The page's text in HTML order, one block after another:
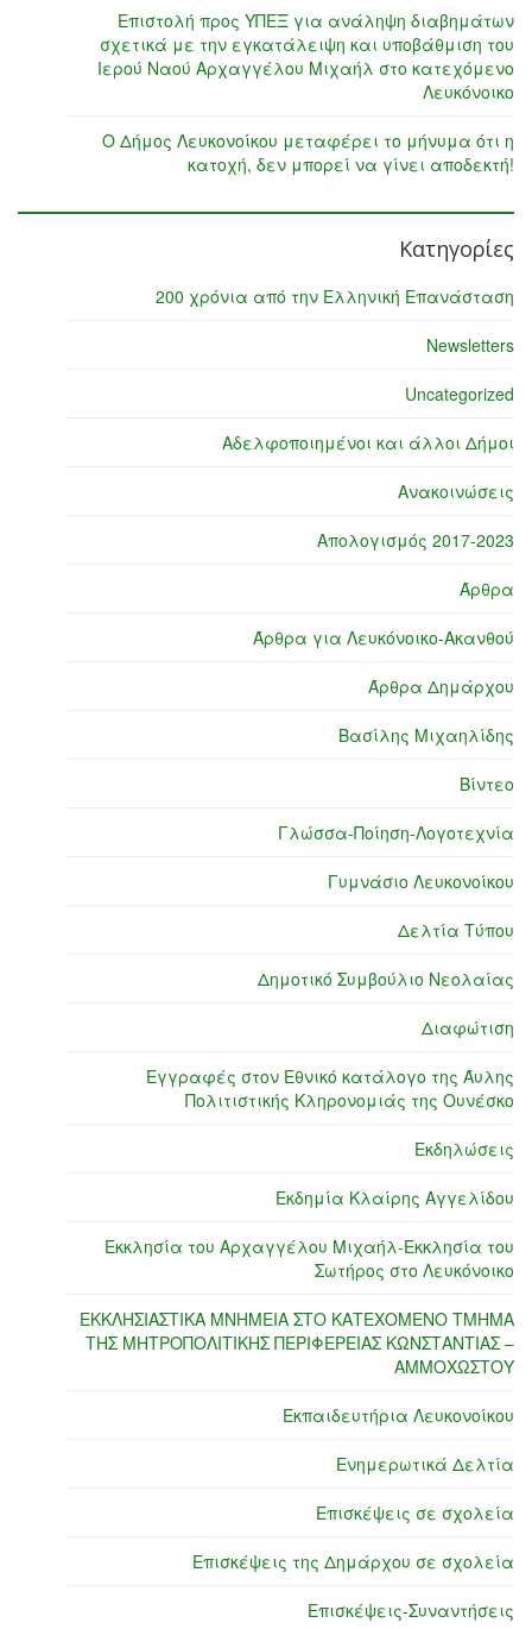
Επιστολή προς ΥΠΕΞ για ανάληψη διαβημάτων
σχετικά με την εγκατάλειψη και υποβάθμιση του
Ιερού Ναού Αρχαγγέλου Μιχαήλ στο κατεχόμενο
Λευκόνοικο
Ο Δήμος Λευκονοίκου μεταφέρει το μήνυμα ότι η
κατοχή, δεν μπορεί να γίνει αποδεκτή!
Κατηγορίες
200 χρόνια από την Ελληνική Επανάσταση
Newsletters
Uncategorized
Αδελφοποιημένοι και άλλοι Δήμοι
Ανακοινώσεις
Απολογισμός 2017-2023
Άρθρα
Άρθρα για Λευκόνοικο-Ακανθού
Άρθρα Δημάρχου
Βασίλης Μιχαηλίδης
Βίντεο
Γλώσσα-Ποίηση-Λογοτεχνία
Γυμνάσιο Λευκονοίκου
Δελτία Τύπου
Δημοτικό Συμβούλιο Νεολαίας
Διαφώτιση
Εγγραφές στον Εθνικό κατάλογο της Άυλης
Πολιτιστικής Κληρονομιάς της Ουνέσκο
Εκδηλώσεις
Εκδημία Κλαίρης Αγγελίδου
Εκκλησία του Αρχαγγέλου Μιχαήλ-Εκκλησία του
Σωτήρος στο Λευκόνοικο
ΕΚΚΛΗΣΙΑΣΤΙΚΑ ΜΝΗΜΕΙΑ ΣΤΟ ΚΑΤΕΧΟΜΕΝΟ ΤΜΗΜΑ
ΤΗΣ ΜΗΤΡΟΠΟΛΙΤΙΚΗΣ ΠΕΡΙΦΕΡΕΙΑΣ ΚΩΝΣΤΑΝΤΙΑΣ –
ΑΜΜΟΧΩΣΤΟΥ
Εκπαιδευτήρια Λευκονοίκου
Ενημερωτικά Δελτία
Επισκέψεις σε σχολεία
Επισκέψεις της Δημάρχου σε σχολεία
Επισκέψεις-Συναντήσεις